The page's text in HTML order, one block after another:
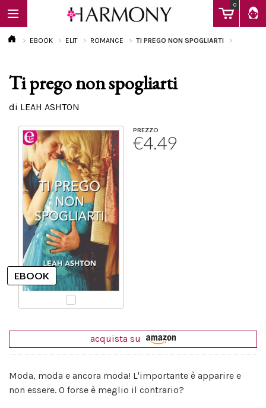
0
EBOOK
Calendario
EBOOK ELIT ROMANCE TI PREGO NON SPOGLIARTI
Ti prego non spogliarti
di LEAH ASHTON
PREZZO
€4.49
acquista su
Moda, moda e ancora moda! L'importante è apparire e
non essere. O forse è meglio il contrario?